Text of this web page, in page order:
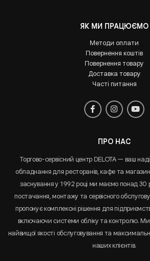
ЯК МИ ПРАЦЮЄМО
Методи оплати
Повернення коштів
Повернення товару
Доставка товару
Часті питання
ПРО НАС
Торгово-сервісний центр DELOTA — ваш
обладнання для ресторанів, кафе та
заснування у 1992 році ми маємо понад 30
постачання, монтажу та сервісного
пропонує комплексні рішення для
включаючи системи обліку та контролю.
найвищої якості обслуговування та
наших клієнтів.